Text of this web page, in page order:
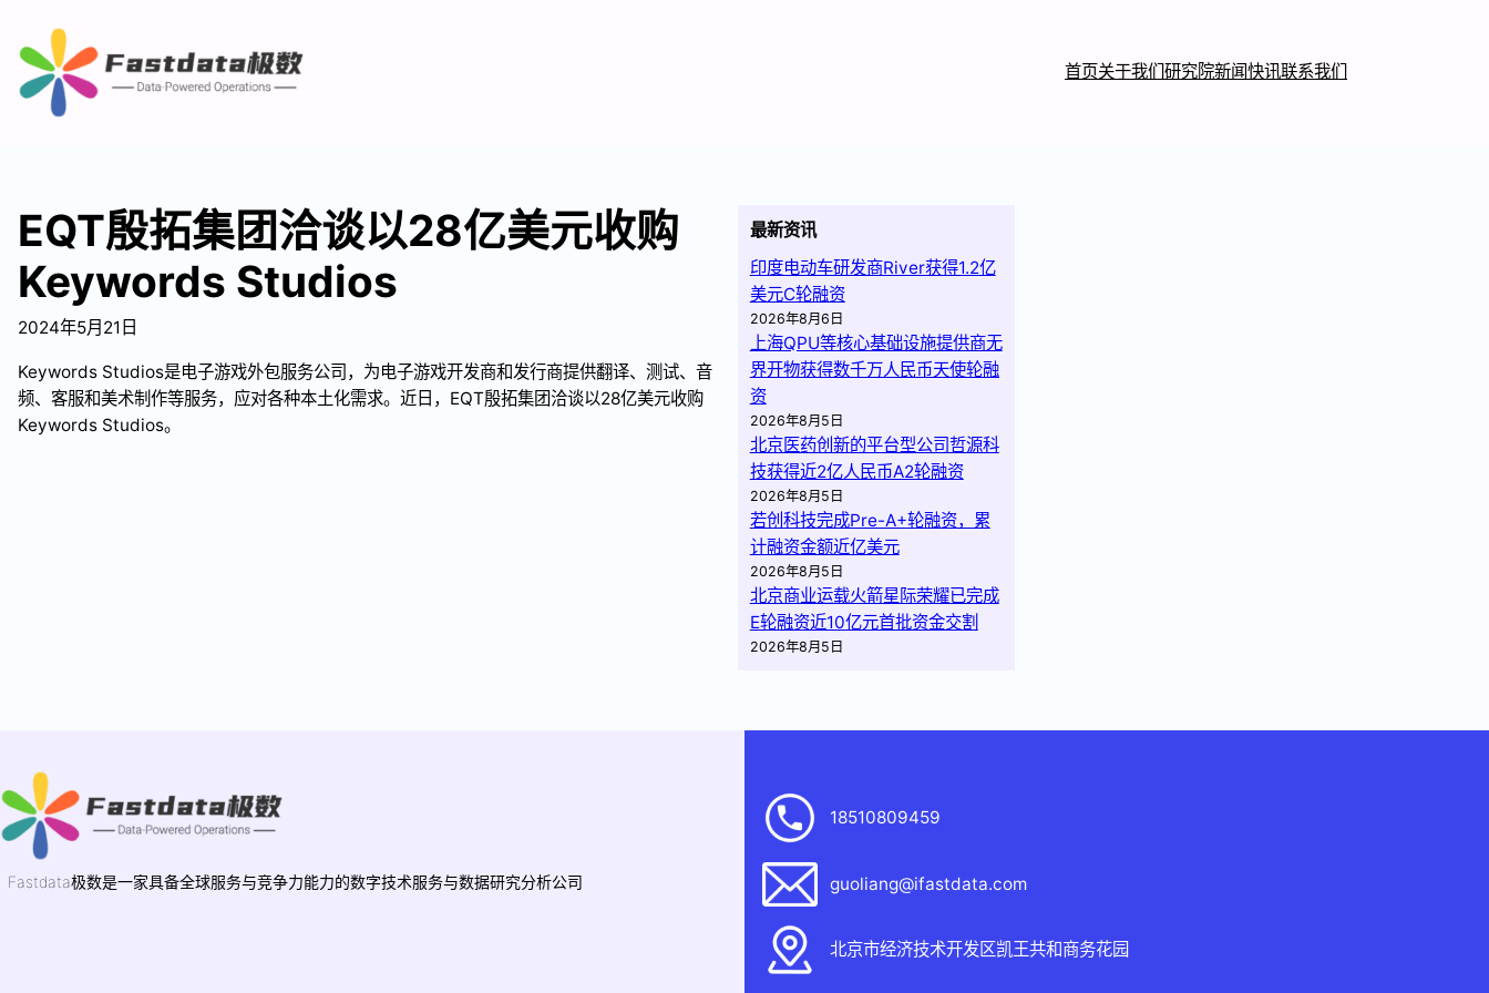
首页关于我们 研究院新闻快讯联系我们
EQT殷拓集团洽谈以28亿美元收购
Keywords Studios
2024年5月21日
Keywords Studios是电子游戏外包服务公司，为电子游戏开发商和发行商提供翻译、测试、音
频、客服和美术制作等服务，应对各种本土化需求。近日，EQT殷拓集团洽谈以28亿美元收购
Keywords Studios。
最新资讯
印度电动车研发商River获得1.2亿
美元C轮融资
2026年8月6日
上海QPU等核心基础设施提供商无
界开物获得数千万人民币天使轮融
资
2026年8月5日
北京医药创新的平台型公司哲源科
技获得近2亿人民币A2轮融资
2026年8月5日
若创科技完成Pre-A+轮融资，累
计融资金额近亿美元
2026年8月5日
北京商业运载火箭星际荣耀已完成
E轮融资近10亿元首批资金交割
2026年8月5日
Fastdata极数是一家具备全球服务与竞争力能力的数字技术服务与数据研究分析公司
18510809459
guoliang@ifastdata.com
北京市经济技术开发区凯王共和商务花园